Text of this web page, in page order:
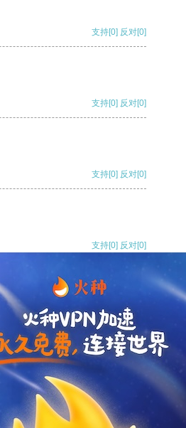
支持[0] 反对[0]
支持[0] 反对[0]
支持[0] 反对[0]
支持[0] 反对[0]
支持[0] 反对
支持